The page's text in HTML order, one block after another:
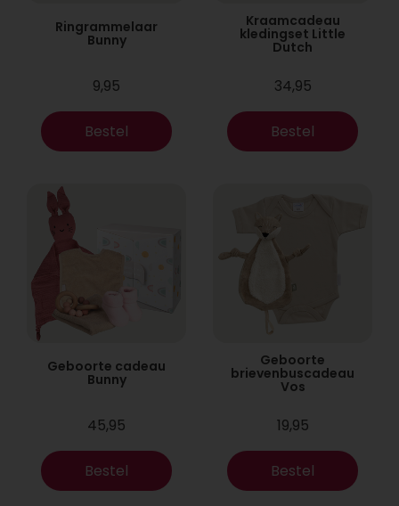
Ringrammelaar
Bunny
9,95
Bestel
Kraamcadeau
kledingset Little
Dutch
34,95
Bestel
Geboorte cadeau
Bunny
45,95
Bestel
Geboorte
brievenbuscadeau
Vos
19,95
Bestel